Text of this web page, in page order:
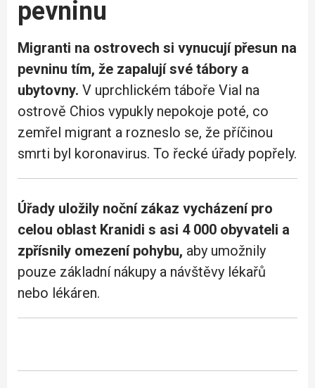
pevninu
Migranti na ostrovech si vynucují přesun na
pevninu tím, že zapalují své tábory a
ubytovny. V uprchlickém táboře Vial na
ostrově Chios vypukly nepokoje poté, co
zemřel migrant a rozneslo se, že příčinou
smrti byl koronavirus. To řecké úřady popřely.
Úřady uložily noční zákaz vycházení pro
celou oblast Kranidi s asi 4 000 obyvateli a
zpřísnily omezení pohybu, aby umožnily
pouze základní nákupy a návštěvy lékařů
nebo lékáren.